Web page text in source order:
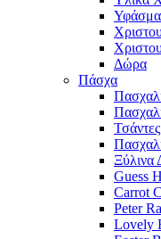
Δώρα
Πάσχα
Ξύλινα
Guess
Carrot
Peter
Lovely